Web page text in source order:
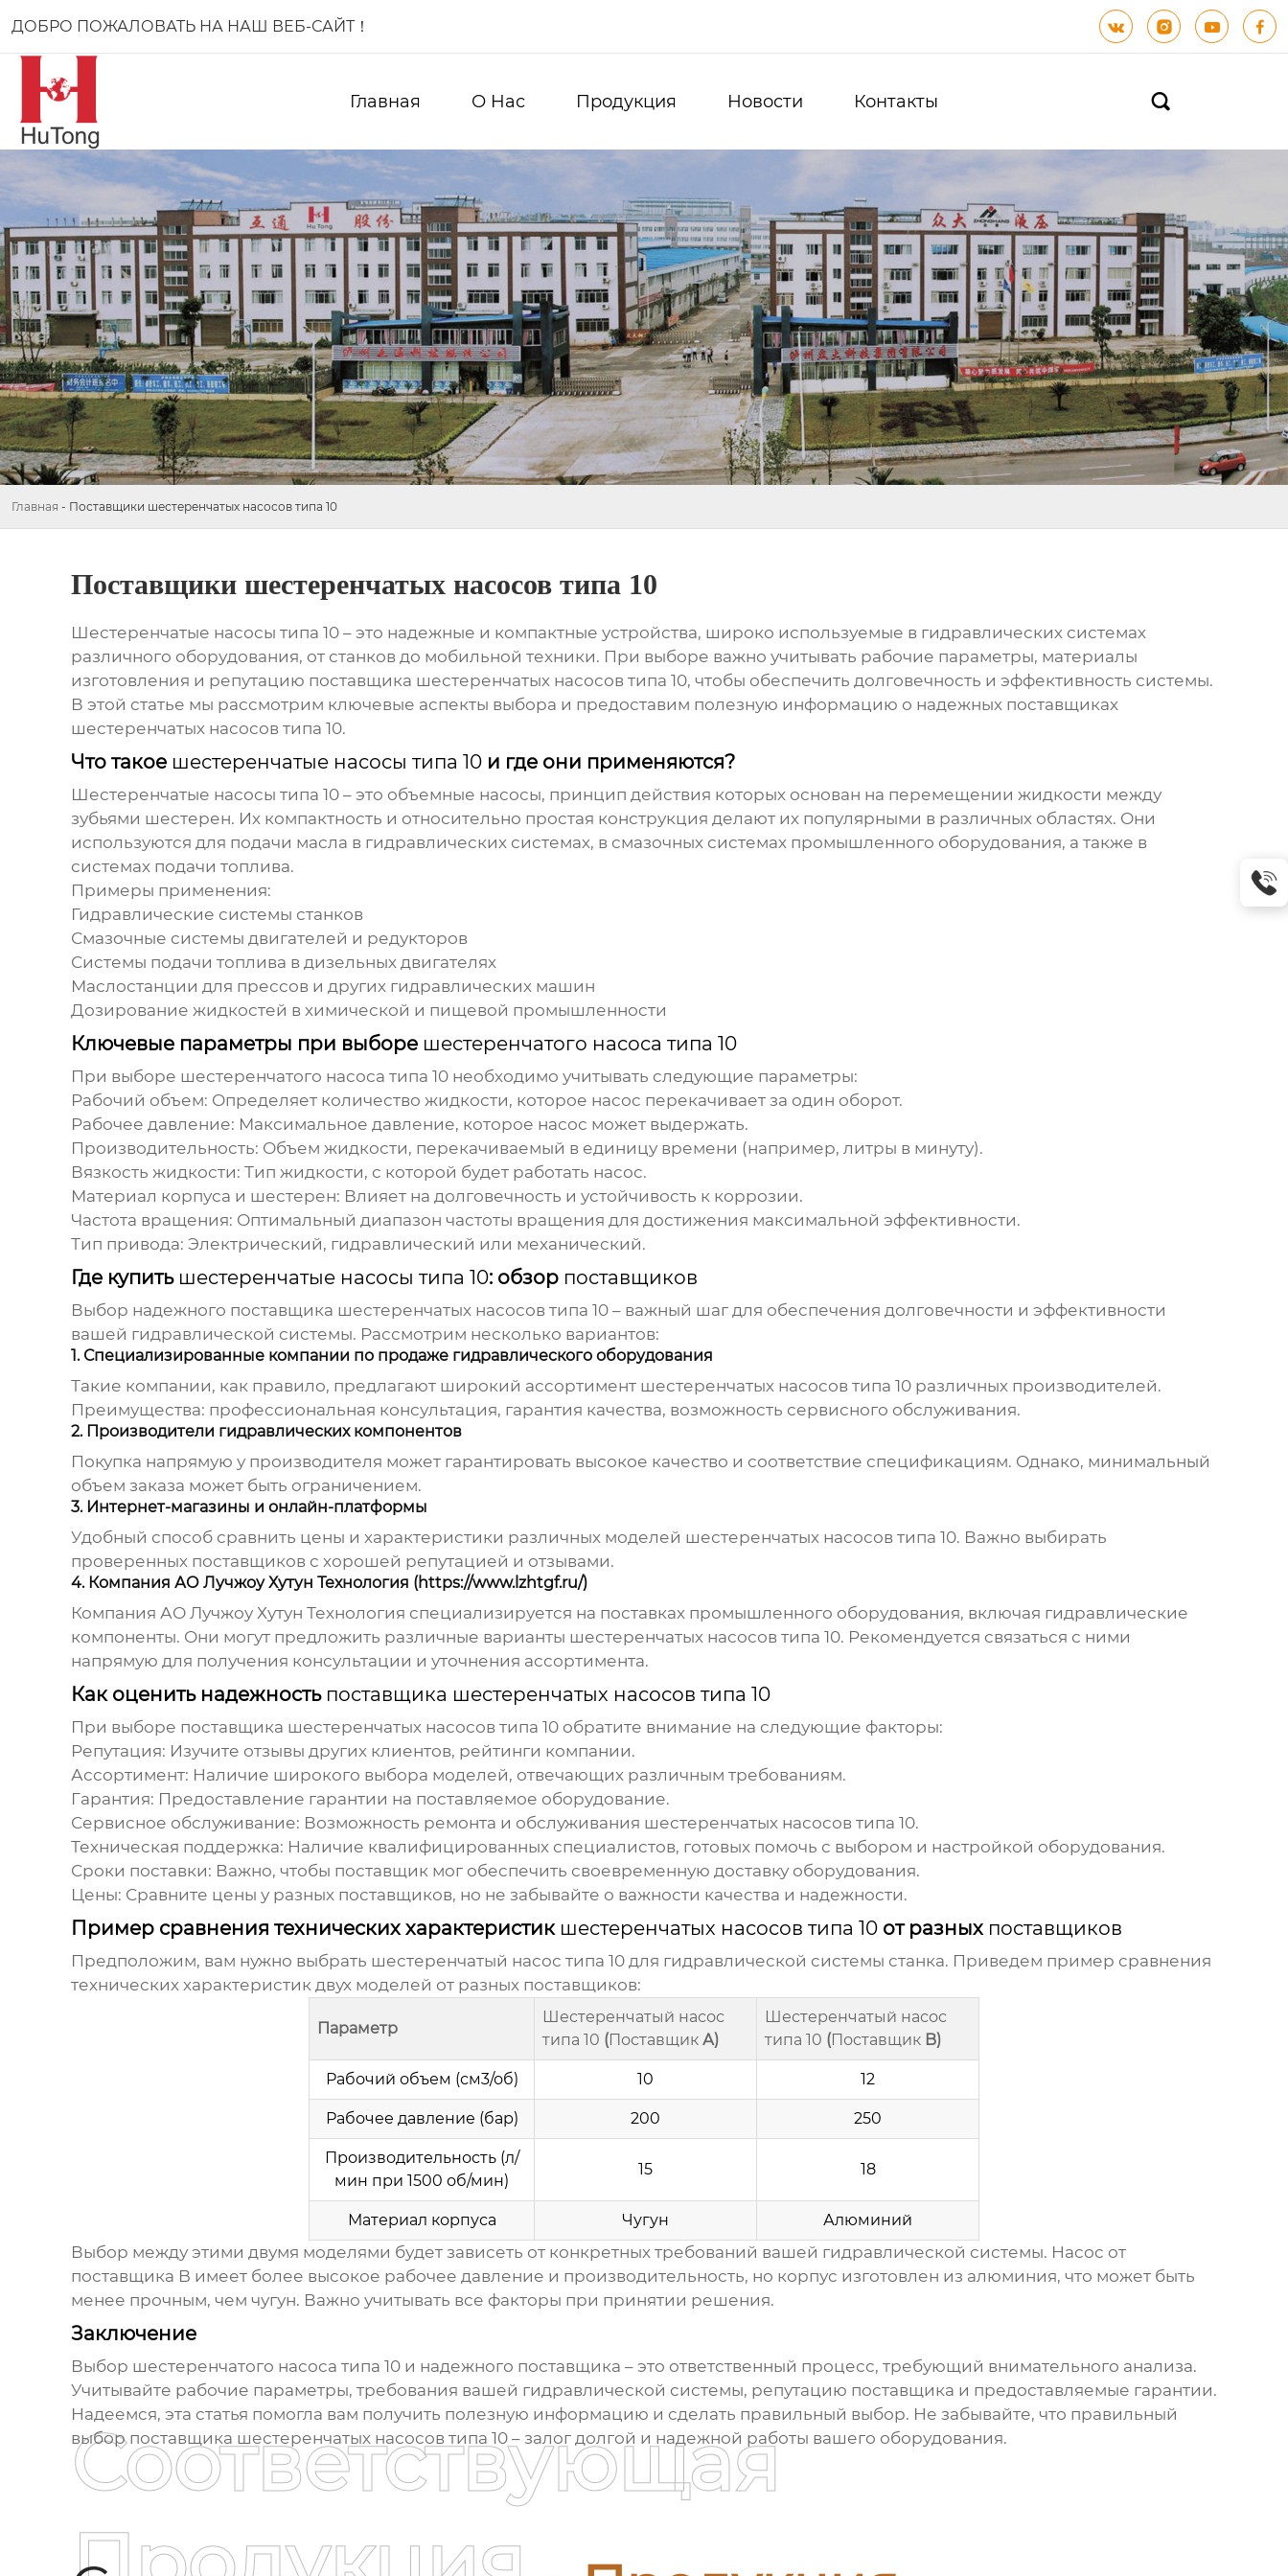
ДОБРО ПОЖАЛОВАТЬ НА НАШ ВЕБ-САЙТ！    
Главная О Hас Продукция Новости Контакты 
Главная - Поставщики шестеренчатых насосов типа 10
Поставщики шестеренчатых насосов типа 10
Шестеренчатые насосы типа 10– это надежные и компактные устройства, широко используемые в гидравлических системах
различного оборудования, от станков до мобильной техники. При выборе важно учитывать рабочие параметры, материалы
изготовления и репутацию поставщика шестеренчатых насосов типа 10, чтобы обеспечить долговечность и эффективность системы.
В этой статье мы рассмотрим ключевые аспекты выбора и предоставим полезную информацию о надежных поставщиках
шестеренчатых насосов типа 10.
Что такое шестеренчатые насосы типа 10и где они применяются?
Шестеренчатые насосы типа 10– это объемные насосы, принцип действия которых основан на перемещении жидкости между
зубьями шестерен. Их компактность и относительно простая конструкция делают их популярными в различных областях. Они
используются для подачи масла в гидравлических системах, в смазочных системах промышленного оборудования, а также в
системах подачи топлива.
Примеры применения:
Гидравлические системы станков
Смазочные системы двигателей и редукторов
Системы подачи топлива в дизельных двигателях
Маслостанции для прессов и других гидравлических машин
Дозирование жидкостей в химической и пищевой промышленности
Ключевые параметры при выборе шестеренчатого насоса типа 10
При выборе шестеренчатого насоса типа 10необходимо учитывать следующие параметры:
Рабочий объем: Определяет количество жидкости, которое насос перекачивает за один оборот.
Рабочее давление: Максимальное давление, которое насос может выдержать.
Производительность: Объем жидкости, перекачиваемый в единицу времени (например, литры в минуту).
Вязкость жидкости: Тип жидкости, с которой будет работать насос.
Материал корпуса и шестерен: Влияет на долговечность и устойчивость к коррозии.
Частота вращения: Оптимальный диапазон частоты вращения для достижения максимальной эффективности.
Тип привода: Электрический, гидравлический или механический.
Где купить шестеренчатые насосы типа 10: обзор поставщиков
Выбор надежного поставщика шестеренчатых насосов типа 10– важный шаг для обеспечения долговечности и эффективности
вашей гидравлической системы. Рассмотрим несколько вариантов:
1. Специализированные компании по продаже гидравлического оборудования
Такие компании, как правило, предлагают широкий ассортимент шестеренчатых насосов типа 10различных производителей.
Преимущества: профессиональная консультация, гарантия качества, возможность сервисного обслуживания.
2. Производители гидравлических компонентов
Покупка напрямую у производителя может гарантировать высокое качество и соответствие спецификациям. Однако, минимальный
объем заказа может быть ограничением.
3. Интернет-магазины и онлайн-платформы
Удобный способ сравнить цены и характеристики различных моделей шестеренчатых насосов типа 10. Важно выбирать
проверенных поставщиковс хорошей репутацией и отзывами.
4. Компания АО Лучжоу Хутун Технология (https://www.lzhtgf.ru/)
Компания АО Лучжоу Хутун Технология специализируется на поставках промышленного оборудования, включая гидравлические
компоненты. Они могут предложить различные варианты шестеренчатых насосов типа 10. Рекомендуется связаться с ними
напрямую для получения консультации и уточнения ассортимента.
Как оценить надежность поставщика шестеренчатых насосов типа 10
При выборе поставщика шестеренчатых насосов типа 10обратите внимание на следующие факторы:
Репутация: Изучите отзывы других клиентов, рейтинги компании.
Ассортимент: Наличие широкого выбора моделей, отвечающих различным требованиям.
Гарантия: Предоставление гарантии на поставляемое оборудование.
Сервисное обслуживание: Возможность ремонта и обслуживания шестеренчатых насосов типа 10.
Техническая поддержка: Наличие квалифицированных специалистов, готовых помочь с выбором и настройкой оборудования.
Сроки поставки: Важно, чтобы поставщикмог обеспечить своевременную доставку оборудования.
Цены: Сравните цены у разных поставщиков, но не забывайте о важности качества и надежности.
Пример сравнения технических характеристик шестеренчатых насосов типа 10от разных поставщиков
Предположим, вам нужно выбрать шестеренчатый насос типа 10для гидравлической системы станка. Приведем пример сравнения
технических характеристик двух моделей от разных поставщиков:
Параметр
Шестеренчатый насос
типа 10 (Поставщик А)
Шестеренчатый насос
типа 10 (Поставщик B)
Рабочий объем (см3/об) 10 12
Рабочее давление (бар) 200 250
Производительность (л/
мин при 1500 об/мин)
15 18
Материал корпуса Чугун Алюминий
Выбор между этими двумя моделями будет зависеть от конкретных требований вашей гидравлической системы. Насос от
поставщика B имеет более высокое рабочее давление и производительность, но корпус изготовлен из алюминия, что может быть
менее прочным, чем чугун. Важно учитывать все факторы при принятии решения.
Заключение
Выбор шестеренчатого насоса типа 10и надежного поставщика – это ответственный процесс, требующий внимательного анализа.
Учитывайте рабочие параметры, требования вашей гидравлической системы, репутацию поставщика и предоставляемые гарантии.
Надеемся, эта статья помогла вам получить полезную информацию и сделать правильный выбор. Не забывайте, что правильный
выборпоставщика шестеренчатых насосов типа 10– залог долгой и надежной работы вашего оборудования.
Соответствующая